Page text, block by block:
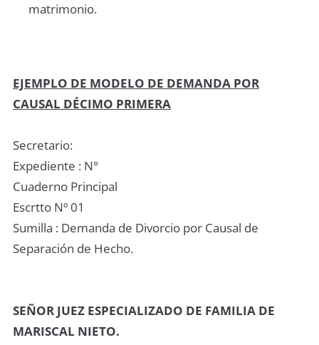
matrimonio.
EJEMPLO DE MODELO DE DEMANDA POR
CAUSAL DÉCIMO PRIMERA
Secretario:
Expediente : N°
Cuaderno Principal
Escrtto Nº 01
Sumilla : Demanda de Divorcio por Causal de
Separación de Hecho.
SEÑOR JUEZ ESPECIALIZADO DE FAMILIA DE
MARISCAL NIETO.